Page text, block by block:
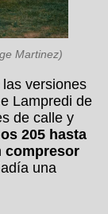
Martinez)
versiones
Lampredi de
de calle y
205 hasta
compresor
una